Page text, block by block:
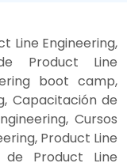
Line Engineering,
Product Line
boot camp,
Capacitación de
Cursos
Product Line
de Product Line